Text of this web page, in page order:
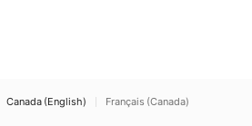
Canada (English) Français (Canada)